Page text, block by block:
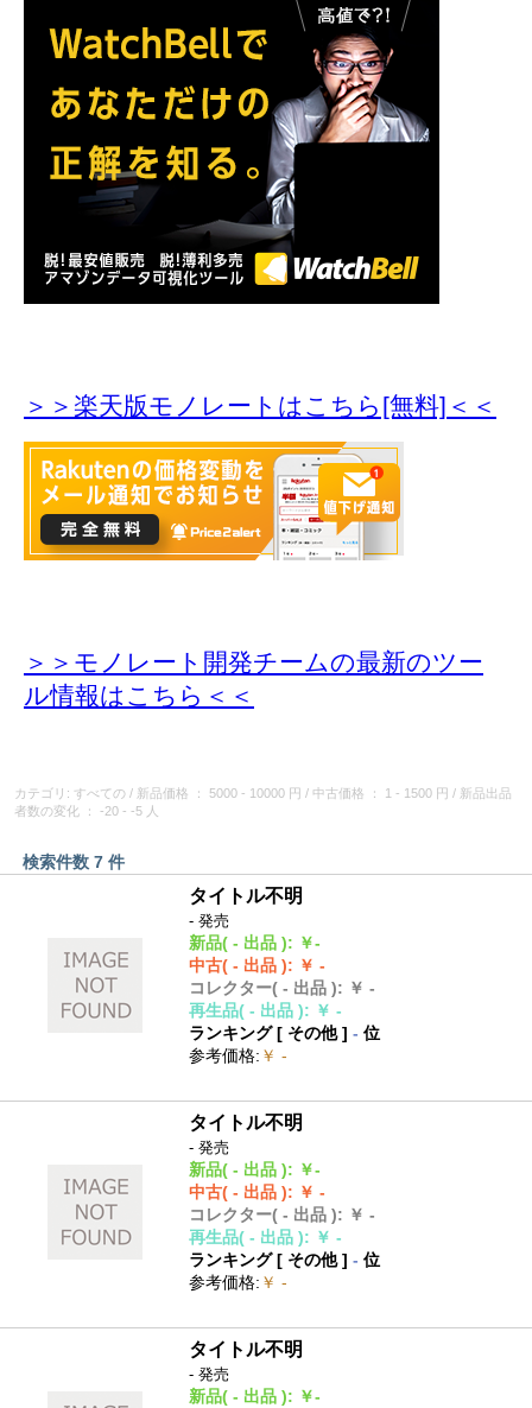
＞＞楽天版モノレートはこちら[無料]＜＜
＞＞モノレート開発チームの最新のツー
ル情報はこちら＜＜
カテゴリ: すべての / 新品価格 ： 5000 - 10000 円 / 中古価格 ： 1 - 1500 円 / 新品出品
者数の変化
： -20 - -5 人
検索件数 7 件
タイトル不明
- 発売
新品( - 出品 ): ￥-
中古( - 出品 ): ￥ -
コレクター( - 出品 ): ￥ -
再生品( - 出品 ): ￥ -
ランキング [ その他]- 位
参考価格: ￥ -
タイトル不明
- 発売
新品( - 出品 ): ￥-
中古( - 出品 ): ￥ -
コレクター( - 出品 ): ￥ -
再生品( - 出品 ): ￥ -
ランキング [ その他]- 位
参考価格: ￥ -
タイトル不明
- 発売
新品( - 出品 ): ￥-